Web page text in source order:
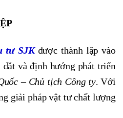
tư SJK được thành lập vào
và định hướng phát triển
– Chủ tịch Công ty. Với
giải pháp vật tư chất lượng